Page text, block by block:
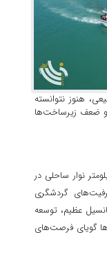
هنوز نتوانسته
و ضعف زیرساخت‌ها
بوشهر با بیش از ۹۰۰ کیلومتر نوار ساحلی در
گردشگری
عظیم، توسعه
گویای فرصت‌های